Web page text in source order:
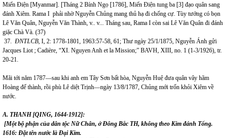
Miến Điện [Myanmar]. [Tháng 2 Bính Ngọ [1786], Miến Điện tung ba [3] đạo quân sang
đánh Xiêm. Rama I phải nhờ Nguyễn Chủng mang thủ hạ đi chống cự. Tùy tướng có bọn
Lê Văn Quân, Nguyễn Văn Thành, v.. v... Tháng sau, Rama I còn sai Lê Văn Quân đi đánh
giặc Chà Và. (37)
37. ĐNTLCB, I, 2: 1778-1801, 1963:57-58, 61; Thư ngày 25/1/1875, Nguyễn Ánh gửi
Jacques Liot ; Cadière, “XI. Nguyen Anh et la Mission;” BAVH, XIII, no. 1 (1-3/1926), tr.
20-21.
Mãi tới năm 1787—sau khi anh em Tây Sơn bất hòa, Nguyễn Huệ đưa quân vây hãm
Hoàng đế thành, rồi phù Lê diệt Trịnh—ngày 13/8/1787, Chủng mới trốn khỏi Xiêm về
nước.
A. THANH [QING, 1644-1912]:
[Một bộ phận của dân tộc Nữ Chân, ở Đông Bắc TH, không theo Kim đánh Tống.
1616: Đặt tên nước là Đại Kim.